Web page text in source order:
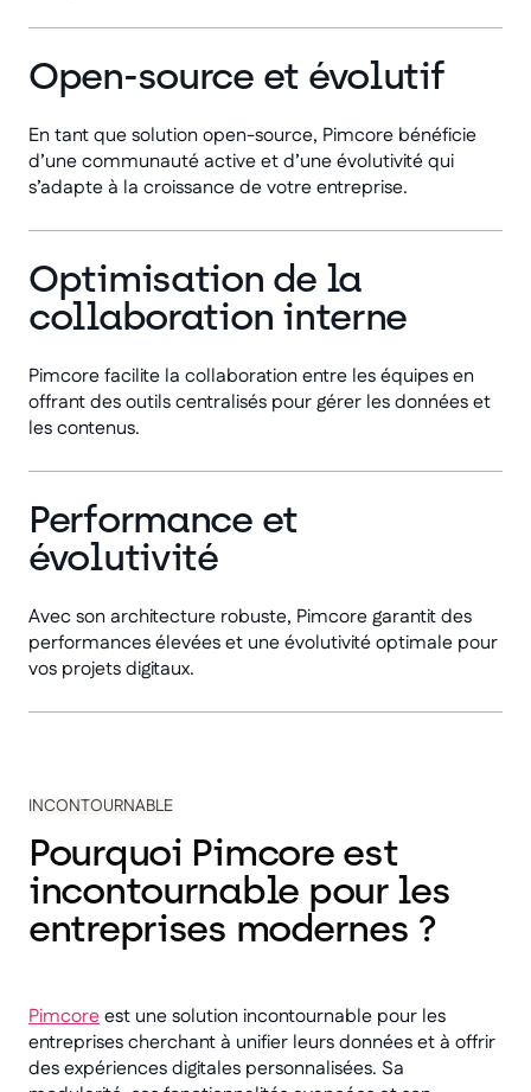
Open-source et évolutif
En tant que solution open-source, Pimcore bénéficie
d’une communauté active et d’une évolutivité qui
s’adapte à la croissance de votre entreprise.
Optimisation de la
collaboration interne
Pimcore facilite la collaboration entre les équipes en
offrant des outils centralisés pour gérer les données et
les contenus.
Performance et
évolutivité
Avec son architecture robuste, Pimcore garantit des
performances élevées et une évolutivité optimale pour
vos projets digitaux.
INCONTOURNABLE
Pourquoi Pimcore est
incontournable pour les
entreprises modernes ?
Pimcoreest une solution incontournable pour les
entreprises cherchant à unifier leurs données et à offrir
des expériences digitales personnalisées. Sa